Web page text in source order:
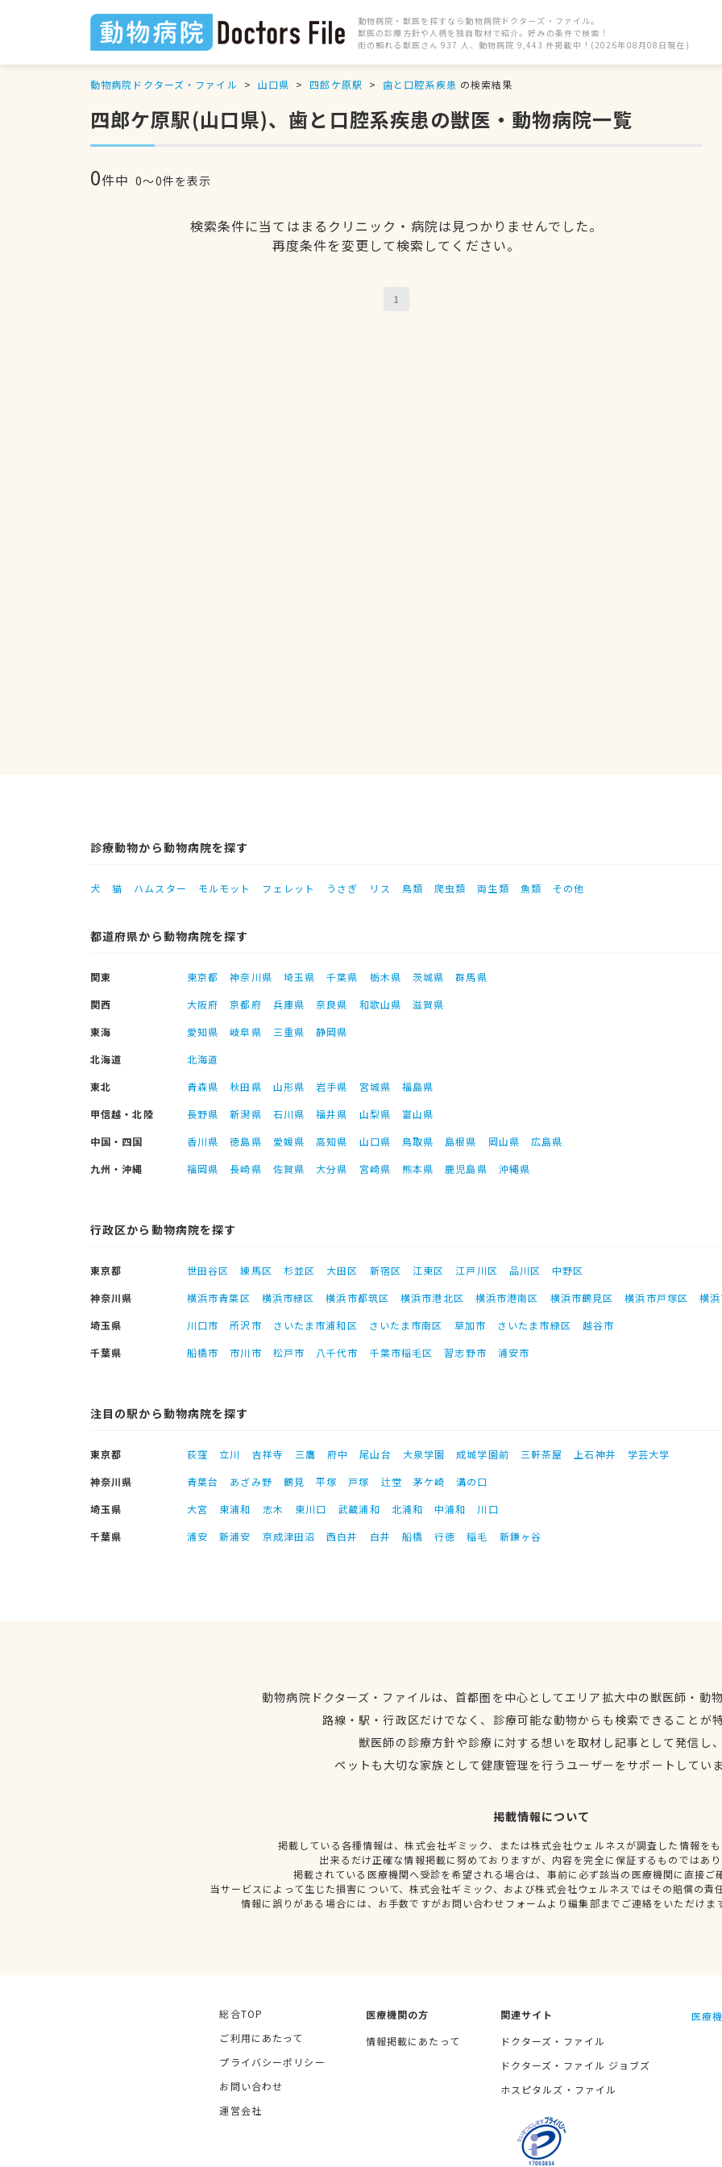
動物病院・獣医を探すなら動物病院ドクターズ・ファイル。
獣医の診療方針や人柄を独自取材で紹介。好みの条件で検索！
街の頼れる獣医さん 937 人、動物病院 9,443 件掲載中！(2026年08月08日現在)
動物病院ドクターズ・ファイル 山口県 四郎ケ原駅 歯と口腔系疾患 の検索結果
四郎ケ原駅(山口県)、歯と口腔系疾患の獣医・動物病院一覧
0件中 0〜0件を表示
検索条件に当てはまるクリニック・病院は見つかりませんでした。
再度条件を変更して検索してください。
1
診療動物から動物病院を探す
犬 猫 ハムスター モルモット フェレット うさぎ リス 鳥類 爬虫類 両生類 魚類 その他
都道府県から動物病院を探す
関東 東京都 神奈川県 埼玉県 千葉県 栃木県 茨城県
群馬県
関西
大阪府 京都府 兵庫県 奈良県 和歌山県
滋賀県
東海
愛知県 岐阜県 三重県
静岡県
北海道
北海道
東北
青森県 秋田県 山形県 岩手県 宮城県
福島県
甲信越・北陸
長野県 新潟県 石川県 福井県 山梨県
富山県
中国・四国
香川県 徳島県 愛媛県 高知県 山口県 鳥取県 島根県 岡山県
広島県
九州・沖縄
福岡県 長崎県 佐賀県 大分県 宮崎県 熊本県 鹿児島県 沖縄県
行政区から動物病院を探す
東京都 世田谷区 練馬区 杉並区 大田区 新宿区 江東区 江戸川区 品川区
中野区
神奈川県
横浜市青葉区 横浜市緑区 横浜市都筑区 横浜市港北区 横浜市港南区 横浜市鶴見区 横浜市戸塚区
横
埼玉県
川口市 所沢市 さいたま市浦和区 さいたま市南区 草加市 さいたま市緑区
越谷市
千葉県
船橋市 市川市 松戸市 八千代市 千葉市稲毛区 習志野市 浦安市
注目の駅から動物病院を探す
東京都 荻窪 立川 吉祥寺 三鷹 府中 尾山台 大泉学園 成城学園前 三軒茶屋 上石神井
学芸大学
神奈川県
青葉台 あざみ野 鶴見 平塚 戸塚 辻堂 茅ケ崎
溝の口
埼玉県
大宮 東浦和 志木 東川口 武蔵浦和 北浦和 中浦和
川口
千葉県
浦安 新浦安 京成津田沼 西白井 白井 船橋 行徳 稲毛 新鎌ヶ谷
動物病院ドクターズ・ファイルは、首都圏を中心としてエリア拡大中の獣医師・動
路線・駅・行政区だけでなく、診療可能な動物からも検索できることが
獣医師の診療方針や診療に対する想いを取材し記事として発信し
ペットも大切な家族として健康管理を行うユーザーをサポートしてい
掲載情報について
掲載している各種情報は、株式会社ギミック、または株式会社ウェルネスが調査した情報を
出来るだけ正確な情報掲載に努めておりますが、内容を完全に保証するものではあ
掲載されている医療機関へ受診を希望される場合は、事前に必ず該当の医療機関に直接ご
当サービスによって生じた損害について、株式会社ギミック、および株式会社ウェルネスではその賠償の責
情報に誤りがある場合には、お手数ですがお問い合わせフォームより編集部までご連絡をいただけま
総合TOP
ご利用にあたって
プライバシーポリシー
お問い合わせ
運営会社
医療機関の方
情報掲載にあたって
関連サイト
ドクターズ・ファイル
ドクターズ・ファイル ジョブズ
ホスピタルズ・ファイル
医療